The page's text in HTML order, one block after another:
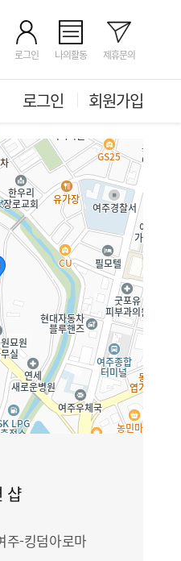
로그인 나의활동 제휴문의
로그인 회원가입
샵
주-킹덤아로마